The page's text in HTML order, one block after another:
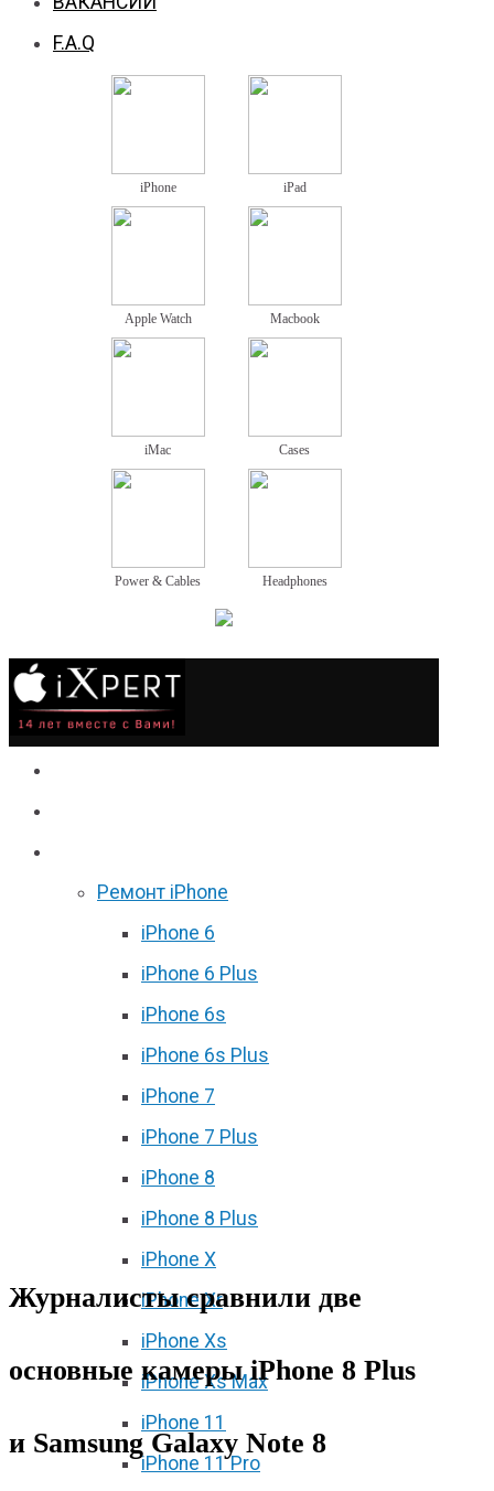
F.A.Q
iPhone iPad
Apple Watch Macbook
iMac Cases
Power & Cables Headphones
Ремонт iPhone
iPhone 6
iPhone 6 Plus
iPhone 6s
iPhone 6s Plus
iPhone 7
iPhone 7 Plus
iPhone 8
iPhone 8 Plus
iPhone X
iPhone Xr
iPhone Xs
iPhone Xs Max
iPhone 11
iPhone 11 Pro
Журналисты сравнили две
основные камеры iPhone 8 Plus
и Samsung Galaxy Note 8